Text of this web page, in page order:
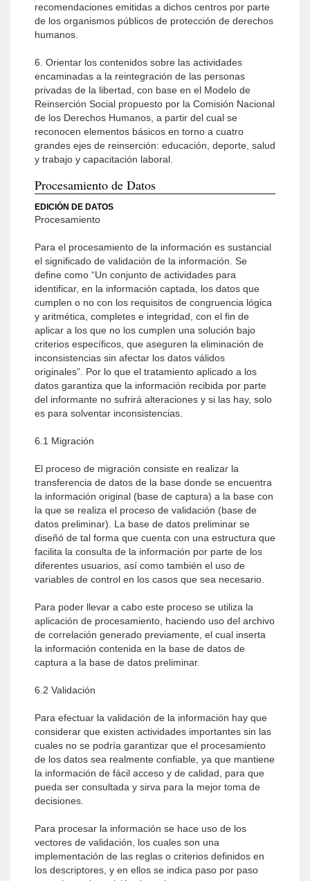
recomendaciones emitidas a dichos centros por parte
de los organismos públicos de protección de derechos
humanos.
6. Orientar los contenidos sobre las actividades
encaminadas a la reintegración de las personas
privadas de la libertad, con base en el Modelo de
Reinserción Social propuesto por la Comisión Nacional
de los Derechos Humanos, a partir del cual se
reconocen elementos básicos en torno a cuatro
grandes ejes de reinserción: educación, deporte, salud
y trabajo y capacitación laboral.
Procesamiento de Datos
EDICIÓN DE DATOS
Procesamiento
Para el procesamiento de la información es sustancial
el significado de validación de la información. Se
define como “Un conjunto de actividades para
identificar, en la información captada, los datos que
cumplen o no con los requisitos de congruencia lógica
y aritmética, completes e integridad, con el fin de
aplicar a los que no los cumplen una solución bajo
criterios específicos, que aseguren la eliminación de
inconsistencias sin afectar los datos válidos
originales”. Por lo que el tratamiento aplicado a los
datos garantiza que la información recibida por parte
del informante no sufrirá alteraciones y si las hay, solo
es para solventar inconsistencias.
6.1 Migración
El proceso de migración consiste en realizar la
transferencia de datos de la base donde se encuentra
la información original (base de captura) a la base con
la que se realiza el proceso de validación (base de
datos preliminar). La base de datos preliminar se
diseñó de tal forma que cuenta con una estructura que
facilita la consulta de la información por parte de los
diferentes usuarios, así como también el uso de
variables de control en los casos que sea necesario.
Para poder llevar a cabo este proceso se utiliza la
aplicación de procesamiento, haciendo uso del archivo
de correlación generado previamente, el cual inserta
la información contenida en la base de datos de
captura a la base de datos preliminar.
6.2 Validación
Para efectuar la validación de la información hay que
considerar que existen actividades importantes sin las
cuales no se podría garantizar que el procesamiento
de los datos sea realmente confiable, ya que mantiene
la información de fácil acceso y de calidad, para que
pueda ser consultada y sirva para la mejor toma de
decisiones.
Para procesar la información se hace uso de los
vectores de validación, los cuales son una
implementación de las reglas o criterios definidos en
los descriptores, y en ellos se indica paso por paso